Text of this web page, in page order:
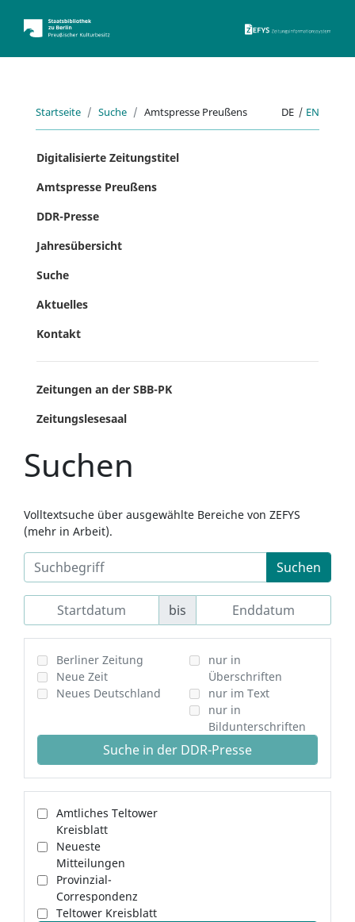
Startseite Suche Amtspresse Preußens DE | EN
Digitalisierte Zeitungstitel
Amtspresse Preußens
DDR-Presse
Jahresübersicht
Suche
Aktuelles
Kontakt
Zeitungen an der SBB-PK
Zeitungslesesaal
Suchen
Volltextsuche über ausgewählte Bereiche von ZEFYS
(mehr in Arbeit).
Suchen
bis
Berliner Zeitung
Neue Zeit
Neues Deutschland
nur in
Überschriften
nur im Text
nur in
Bildunterschriften
Suche in der DDR-Presse
Amtliches Teltower
Kreisblatt
Neueste
Mitteilungen
Provinzial-
Correspondenz
Teltower Kreisblatt